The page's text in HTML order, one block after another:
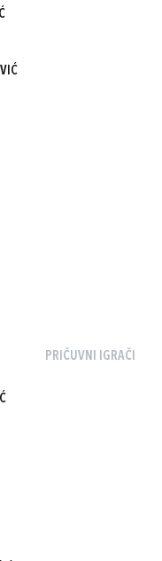
PRIČUVNI IGRAČI